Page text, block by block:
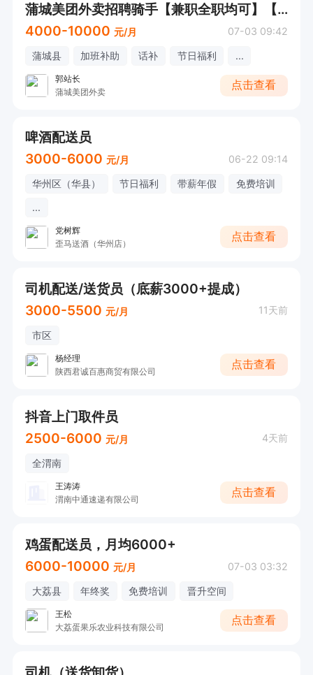
蒲城美团外卖招聘骑手【兼职全职均可】【蒲城县】
4000-10000 元/月 07-03 09:42
蒲城县 加班补助 话补 节日福利 ...
郭站长
蒲城美团外卖
点击查看
啤酒配送员
3000-6000 元/月 06-22 09:14
华州区（华县） 节日福利 带薪年假
免费培训
...
党树辉
歪马送酒（华州店）
点击查看
司机配送/送货员（底薪3000+提成）
3000-5500 元/月 11天前
市区
杨经理
陕西君诚百惠商贸有限公司
点击查看
抖音上门取件员
2500-6000 元/月 4天前
全渭南
王涛涛
渭南中通速递有限公司
点击查看
鸡蛋配送员，月均6000+
6000-10000 元/月 07-03 03:32
大荔县 年终奖 免费培训 晋升空间
王松
大荔蛋果乐农业科技有限公司
点击查看